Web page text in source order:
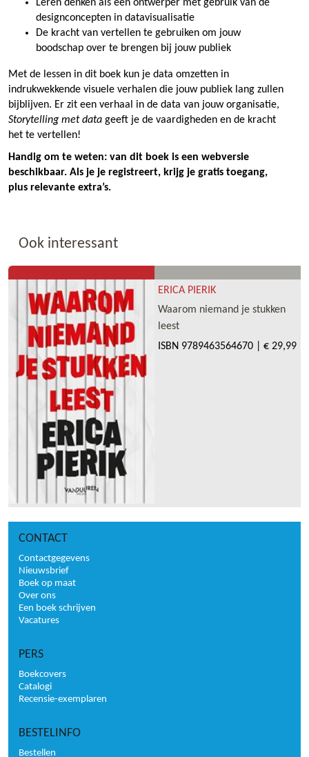
Leren denken als een ontwerper met gebruik van de
designconcepten in datavisualisatie
De kracht van vertellen te gebruiken om jouw
boodschap over te brengen bij jouw publiek
Met de lessen in dit boek kun je data omzetten in
indrukwekkende visuele verhalen die jouw publiek lang zullen
bijblijven. Er zit een verhaal in de data van jouw organisatie,
Storytelling met data geeft je de vaardigheden en de kracht
het te vertellen!
Handig om te weten: van dit boek is een webversie
beschikbaar. Als je je registreert, krijg je gratis toegang,
plus relevante extra’s.
Ook interessant
ERICA PIERIK
Waarom niemand je stukken
leest
ISBN 9789463564670 € 29,99
CONTACT
Contactgegevens
Nieuwsbrief
Boek op maat
Over ons
Een boek schrijven
Vacatures
PERS
Boekcovers
Catalogi
Recensie-exemplaren
BESTELINFO
Bestellen